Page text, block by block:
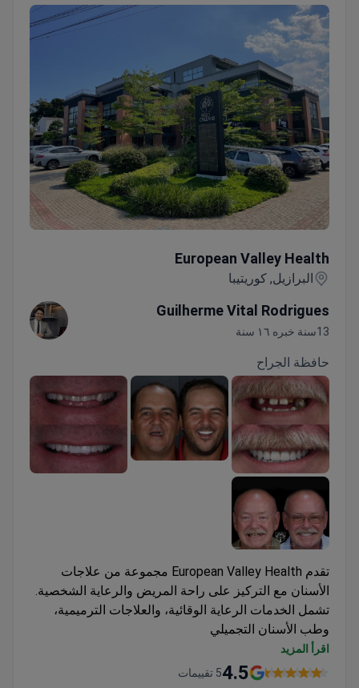
European Valley Health
البرازيل, كوريتيبا
Guilherme Vital Rodrigues
13سنة خبره ١٦ سنة
حافظة الجراح
تقدم European Valley Health مجموعة من علاجات
الأسنان مع التركيز على راحة المريض والرعاية الشخصية.
تشمل الخدمات الرعاية الوقائية، والعلاجات الترميمية،
وطب الأسنان التجميلي
يؤكد الموظفون على استخدام تقنيات لطيفة للمرضى
الذين يشعرون بالتوتر
اقرأ المزيد
4.55 تقييمات